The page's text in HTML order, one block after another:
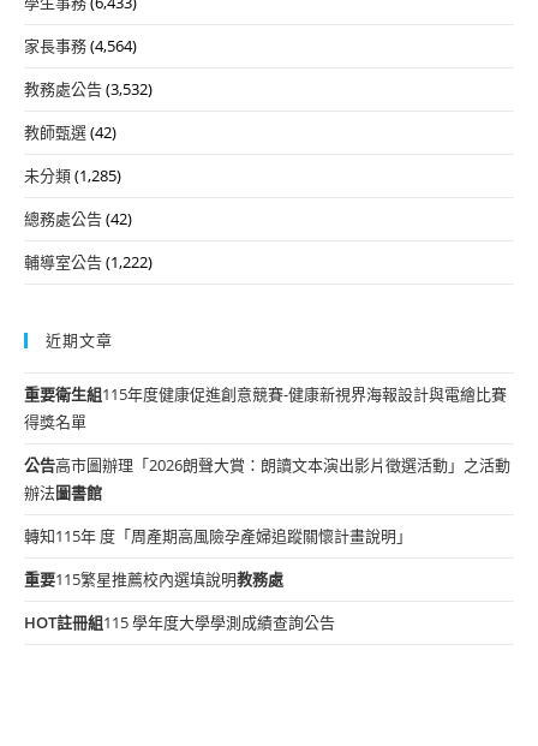
家長事務(4,564)
教務處公告(3,532)
教師甄選(42)
未分類(1,285)
總務處公告(42)
輔導室公告(1,222)
近期文章
重要衛生組115年度健康促進創意競賽-健康新視界海報設計與電繪比賽
得獎名單
公告高市圖辦理「2026朗聲大賞：朗讀文本演出影片徵選活動」之活動
辦法圖書館
轉知115年 度「周產期高風險孕產婦追蹤關懷計畫說明」
重要115繁星推薦校內選填說明教務處
HOT註冊組115 學年度大學學測成績查詢公告